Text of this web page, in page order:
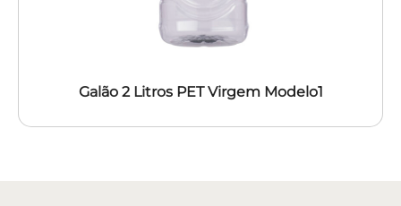
Galão 2 Litros PET Virgem Modelo1